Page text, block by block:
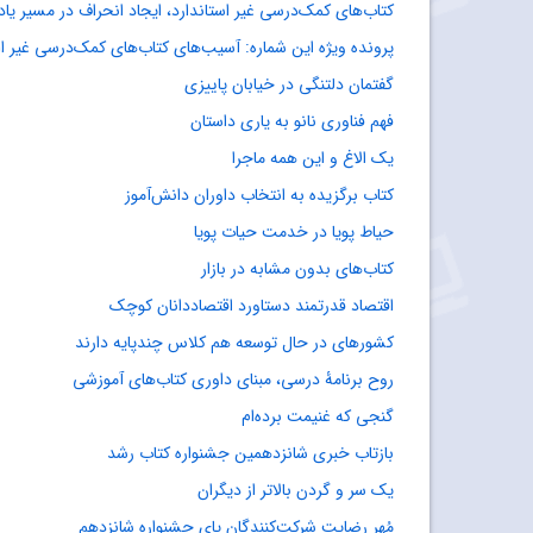
کتاب‌های کمک‌درسی غیر استاندارد، ایجاد انحراف در مسیر
پرونده ویژه این شماره: آسیب‌های کتاب‌های کمک‌درسی غیر
گفتمان دلتنگی در خیابان پاییزی
فهم فناوری نانو به یاری داستان
یک الاغ و این همه ماجرا
کتاب برگزیده به انتخاب داوران دانش‌آموز
حیاط پویا در خدمت حیات پویا
کتاب‌های بدون مشابه در بازار
اقتصاد قدرتمند دستاورد اقتصاددانان کوچک
کشورهای در حال توسعه هم کلاس چندپایه دارند
روح برنامۀ درسی، مبنای داوری کتاب‌های آموزشی
گنجی که غنیمت برده‌ام
بازتاب خبری شانزدهمین جشنواره کتاب رشد
یک سر و گردن بالاتر از دیگران
مُهر رضایت شرکت‌کنندگان پای جشنواره شانزدهم